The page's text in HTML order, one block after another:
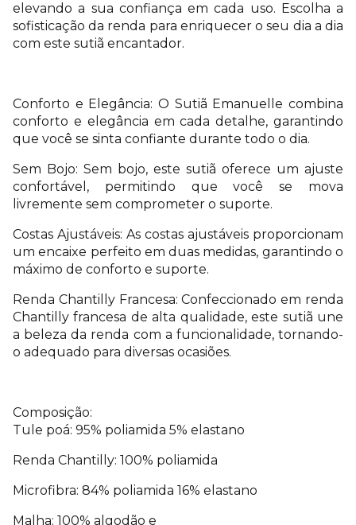
elevando a sua confiança em cada uso. Escolha a
sofisticação da renda para enriquecer o seu dia a dia
com este sutiã encantador.
Conforto e Elegância: O Sutiã Emanuelle combina
conforto e elegância em cada detalhe, garantindo
que você se sinta confiante durante todo o dia.
Sem Bojo: Sem bojo, este sutiã oferece um ajuste
confortável, permitindo que você se mova
livremente sem comprometer o suporte.
Costas Ajustáveis: As costas ajustáveis proporcionam
um encaixe perfeito em duas medidas, garantindo o
máximo de conforto e suporte.
Renda Chantilly Francesa: Confeccionado em renda
Chantilly francesa de alta qualidade, este sutiã une
a beleza da renda com a funcionalidade, tornando-
o adequado para diversas ocasiões.
Composição:
Tule poá: 95% poliamida 5% elastano
Renda Chantilly: 100% poliamida
Microfibra: 84% poliamida 16% elastano
Malha: 100% algodão e